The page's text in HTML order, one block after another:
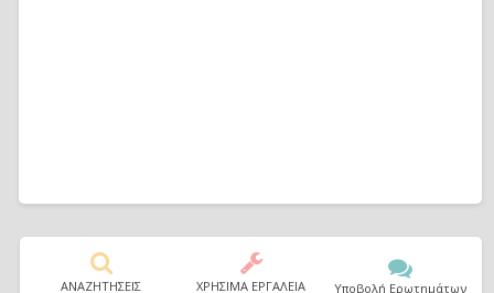
ΑΝΑΖΗΤΗΣΕΙΣ ΧΡΗΣΙΜΑ ΕΡΓΑΛΕΙΑ Υποβολή Ερωτημάτων